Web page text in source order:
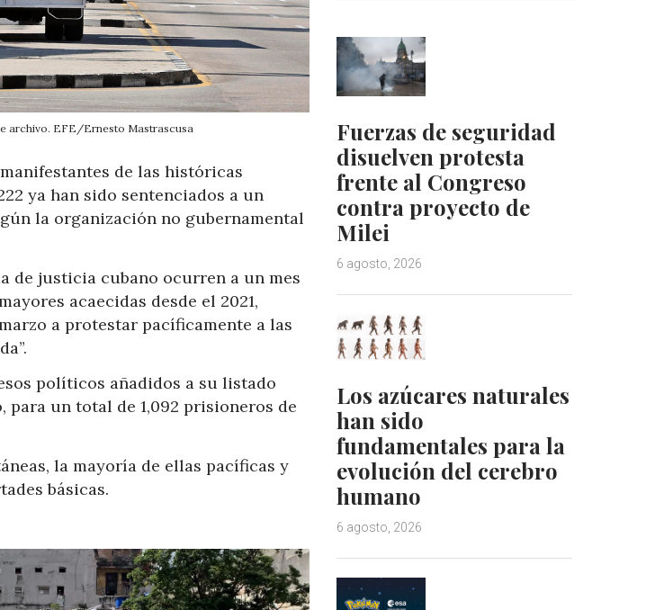
archivo. EFE/Ernesto Mastrascusa
de las históricas
ya han sido sentenciados a un
la organización no gubernamental
de justicia cubano ocurren a un mes
acaecidas desde el 2021,
a protestar pacíficamente a las
políticos añadidos a su listado
un total de 1,092 prisioneros de
la mayoría de ellas pacíficas y
básicas.
Fuerzas de seguridad
disuelven protesta
frente al Congreso
contra proyecto de
Milei
6 agosto, 2026
Los azúcares naturales
han sido
fundamentales para la
evolución del cerebro
humano
6 agosto, 2026